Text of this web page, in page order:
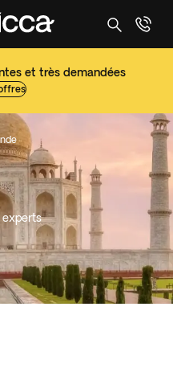
et très demandées
experts